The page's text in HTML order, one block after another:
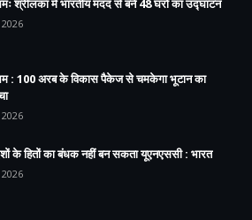
श्रीलंका में भारतीय मदद से बने 48 घरों का उद्घाटन
: 100 अरब के विकास पैकेज से चमकेगा भूटान का
के हितों का बंधक नहीं बन सकता यूएनएससी : भारत